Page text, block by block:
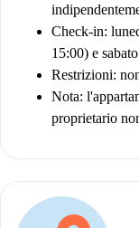
Check-in:
15:00) e
Restrizioni:
Nota:
proprietario